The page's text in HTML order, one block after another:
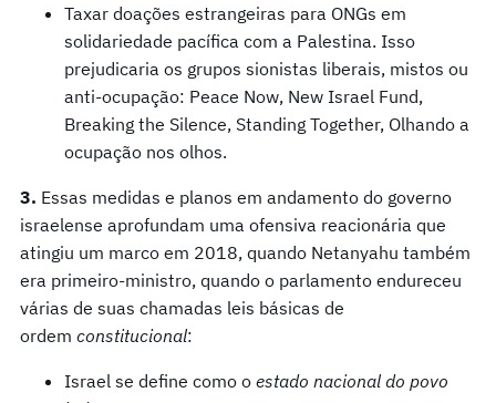
Taxar doações estrangeiras para ONGs em
solidariedade pacífica com a Palestina. Isso
prejudicaria os grupos sionistas liberais, mistos ou
anti-ocupação: Peace Now, New Israel Fund,
Breaking the Silence, Standing Together, Olhando a
ocupação nos olhos.
3. Essas medidas e planos em andamento do governo
israelense aprofundam uma ofensiva reacionária que
atingiu um marco em 2018, quando Netanyahu também
era primeiro-ministro, quando o parlamento endureceu
várias de suas chamadas leis básicas de
ordem constitucional:
Israel se define como o estado nacional do povo